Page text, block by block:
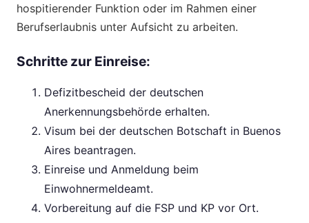
hospitierender Funktion oder im Rahmen einer
Berufserlaubnis unter Aufsicht zu arbeiten.
Schritte zur Einreise:
Defizitbescheid der deutschen
Anerkennungsbehörde erhalten.
Visum bei der deutschen Botschaft in Buenos
Aires beantragen.
Einreise und Anmeldung beim
Einwohnermeldeamt.
Vorbereitung auf die FSP und KP vor Ort.